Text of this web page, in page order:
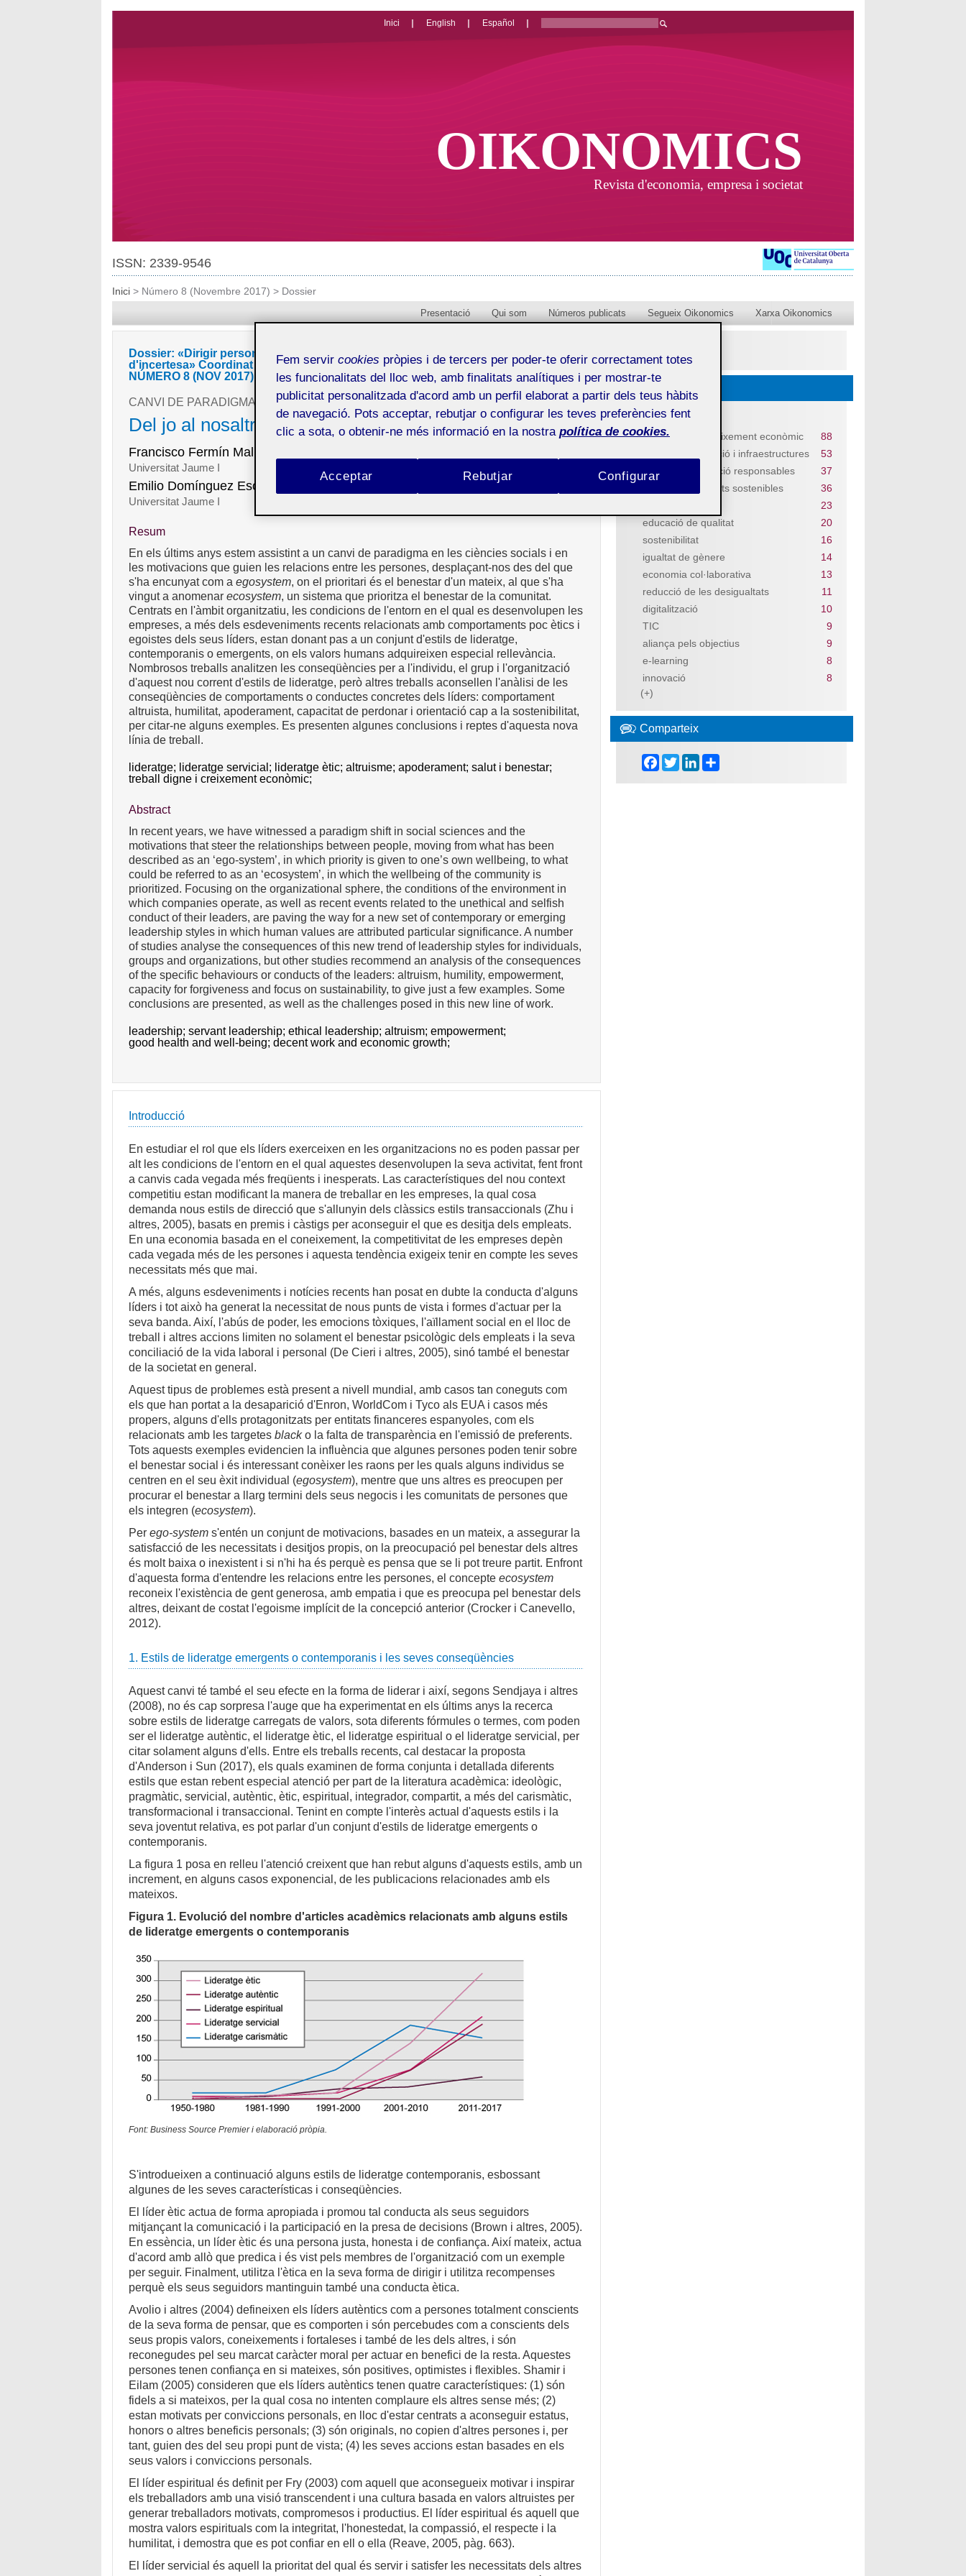
Inici English Español
OIKONOMICS
Revista d'economia, empresa i societat
ISSN: 2339-9546
Inici> Número 8 (Novembre 2017) > Dossier
Presentació Qui som Números publicats Segueix Oikonomics Xarxa Oikonomics
Dossier: «Dirigir persones per transformar les organitzacions en temps
d'incertesa» Coordinat per Pilar Ficapal-Cusí
NÚMERO 8 (NOV 2017)
CANVI DE PARADIGMA
Del jo al nosaltres: noves formes de liderar
Francisco Fermín Mallén Broch
Universitat Jaume I
Emilio Domínguez Escrig
Universitat Jaume I
Resum
En els últims anys estem assistint a un canvi de paradigma en les ciències socials i en
les motivacions que guien les relacions entre les persones, desplaçant-nos des del que
s'ha encunyat com aegosystem, on el prioritari és el benestar d'un mateix, al que s'ha
vingut a anomenarecosystem, un sistema que prioritza el benestar de la comunitat.
Centrats en l'àmbit organitzatiu, les condicions de l'entorn en el qual es desenvolupen les
empreses, a més dels esdeveniments recents relacionats amb comportaments poc ètics i
egoistes dels seus líders, estan donant pas a un conjunt d'estils de lideratge,
contemporanis o emergents, on els valors humans adquireixen especial rellevància.
Nombrosos treballs analitzen les conseqüències per a l'individu, el grup i l'organització
d'aquest nou corrent d'estils de lideratge, però altres treballs aconsellen l'anàlisi de les
conseqüències de comportaments o conductes concretes dels líders: comportament
altruista, humilitat, apoderament, capacitat de perdonar i orientació cap a la sostenibilitat,
per citar-ne alguns exemples. Es presenten algunes conclusions i reptes d'aquesta nova
línia de treball.
lideratge; lideratge servicial; lideratge ètic;altruisme;apoderament;salut i benestar;
treball digne i creixement econòmic;
Abstract
In recent years, we have witnessed a paradigm shift in social sciences and the
motivations that steer the relationships between people, moving from what has been
described as an ‘ego-system’, in which priority is given to one’s own wellbeing, to what
could be referred to as an ‘ecosystem’, in which the wellbeing of the community is
prioritized. Focusing on the organizational sphere, the conditions of the environment in
which companies operate, as well as recent events related to the unethical and selfish
conduct of their leaders, are paving the way for a new set of contemporary or emerging
leadership styles in which human values are attributed particular significance. A number
of studies analyse the consequences of this new trend of leadership styles for individuals,
groups and organizations, but other studies recommend an analysis of the consequences
of the specific behaviours or conducts of the leaders: altruism, humility, empowerment,
capacity for forgiveness and focus on sustainability, to give just a few examples. Some
conclusions are presented, as well as the challenges posed in this new line of work.
leadership;servant leadership;ethical leadership;altruism;empowerment;
good health and well-being;decent work and economic growth;
Introducció
En estudiar el rol que els líders exerceixen en les organitzacions no es poden passar per
alt les condicions de l'entorn en el qual aquestes desenvolupen la seva activitat, fent front
a canvis cada vegada més freqüents i inesperats. Las característiques del nou context
competitiu estan modificant la manera de treballar en les empreses, la qual cosa
demanda nous estils de direcció que s'allunyin dels clàssics estils transaccionals (Zhu i
altres, 2005), basats en premis i càstigs per aconseguir el que es desitja dels empleats.
En una economia basada en el coneixement, la competitivitat de les empreses depèn
cada vegada més de les persones i aquesta tendència exigeix tenir en compte les seves
necessitats més que mai.
A més, alguns esdeveniments i notícies recents han posat en dubte la conducta d'alguns
líders i tot això ha generat la necessitat de nous punts de vista i formes d'actuar per la
seva banda. Així, l'abús de poder, les emocions tòxiques, l'aïllament social en el lloc de
treball i altres accions limiten no solament el benestar psicològic dels empleats i la seva
conciliació de la vida laboral i personal (De Cieri i altres, 2005), sinó també el benestar
de la societat en general.
Aquest tipus de problemes està present a nivell mundial, amb casos tan coneguts com
els que han portat a la desaparició d'Enron, WorldCom i Tyco als EUA i casos més
propers, alguns d'ells protagonitzats per entitats financeres espanyoles, com els
relacionats amb les targetesblacko la falta de transparència en l'emissió de preferents.
Tots aquests exemples evidencien la influència que algunes persones poden tenir sobre
el benestar social i és interessant conèixer les raons per les quals alguns individus se
centren en el seu èxit individual (egosystem), mentre que uns altres es preocupen per
procurar el benestar a llarg termini dels seus negocis i les comunitats de persones que
els integren (ecosystem).
Perego-system s'entén un conjunt de motivacions, basades en un mateix, a assegurar la
satisfacció de les necessitats i desitjos propis, on la preocupació pel benestar dels altres
és molt baixa o inexistent i si n'hi ha és perquè es pensa que se li pot treure partit. Enfront
d'aquesta forma d'entendre les relacions entre les persones, el concepteecosystem
reconeix l'existència de gent generosa, amb empatia i que es preocupa pel benestar dels
altres, deixant de costat l'egoisme implícit de la concepció anterior (Crocker i Canevello,
2012).
1. Estils de lideratge emergents o contemporanis i les seves conseqüències
Aquest canvi té també el seu efecte en la forma de liderar i així, segons Sendjaya i altres
(2008), no és cap sorpresa l'auge que ha experimentat en els últims anys la recerca
sobre estils de lideratge carregats de valors, sota diferents fórmules o termes, com poden
ser el lideratge autèntic, el lideratge ètic, el lideratge espiritual o el lideratge servicial, per
citar solament alguns d'ells. Entre els treballs recents, cal destacar la proposta
d'Anderson i Sun (2017), els quals examinen de forma conjunta i detallada diferents
estils que estan rebent especial atenció per part de la literatura acadèmica: ideològic,
pragmàtic, servicial, autèntic, ètic, espiritual, integrador, compartit, a més del carismàtic,
transformacional i transaccional. Tenint en compte l'interès actual d'aquests estils i la
seva joventut relativa, es pot parlar d'un conjunt d'estils de lideratge emergents o
contemporanis.
La figura 1 posa en relleu l'atenció creixent que han rebut alguns d'aquests estils, amb un
increment, en alguns casos exponencial, de les publicacions relacionades amb els
mateixos.
Figura 1. Evolució del nombre d'articles acadèmics relacionats amb alguns estils
de lideratge emergents o contemporanis
Font: Business Source Premier i elaboració pròpia.
S'introdueixen a continuació alguns estils de lideratge contemporanis, esbossant
algunes de les seves características i conseqüències.
El líder ètic actua de forma apropiada i promou tal conducta als seus seguidors
mitjançant la comunicació i la participació en la presa de decisions (Brown i altres, 2005).
En essència, un líder ètic és una persona justa, honesta i de confiança. Així mateix, actua
d'acord amb allò que predica i és vist pels membres de l'organització com un exemple
per seguir. Finalment, utilitza l'ètica en la seva forma de dirigir i utilitza recompenses
perquè els seus seguidors mantinguin també una conducta ètica.
Avolio i altres (2004) defineixen els líders autèntics com a persones totalment conscients
de la seva forma de pensar, que es comporten i són percebudes com a conscients dels
seus propis valors, coneixements i fortaleses i també de les dels altres, i són
reconegudes pel seu marcat caràcter moral per actuar en benefici de la resta. Aquestes
persones tenen confiança en si mateixes, són positives, optimistes i flexibles. Shamir i
Eilam (2005) consideren que els líders autèntics tenen quatre característiques: (1) són
fidels a si mateixos, per la qual cosa no intenten complaure els altres sense més; (2)
estan motivats per conviccions personals, en lloc d'estar centrats a aconseguir estatus,
honors o altres beneficis personals; (3) són originals, no copien d'altres persones i, per
tant, guien des del seu propi punt de vista; (4) les seves accions estan basades en els
seus valors i conviccions personals.
El líder espiritual és definit per Fry (2003) com aquell que aconsegueix motivar i inspirar
els treballadors amb una visió transcendent i una cultura basada en valors altruistes per
generar treballadors motivats, compromesos i productius. El líder espiritual és aquell que
mostra valors espirituals com la integritat, l'honestedat, la compassió, el respecte i la
humilitat, i demostra que es pot confiar en ell o ella (Reave, 2005, pàg. 663).
El líder servicial és aquell la prioritat del qual és servir i satisfer les necessitats dels altres
Descobriu...
Temes
treball digne i creixement econòmic
88
indústria, innovació i infraestructures
53
consum i producció responsables
37
ciutats i comunitats sostenibles
36
23
educació de qualitat
20
sostenibilitat
16
igualtat de gènere
14
economia col·laborativa
13
reducció de les desigualtats
11
digitalització
10
TIC
9
aliança pels objectius
9
e-learning
8
innovació
8
(+)
Comparteix
Facebook
TwitterLinkedIn
Fem servir cookies pròpies i de tercers per poder-te oferir correctament totes
les funcionalitats del lloc web, amb finalitats analítiques i per mostrar-te
publicitat personalitzada d'acord amb un perfil elaborat a partir dels teus hàbits
de navegació. Pots acceptar, rebutjar o configurar les teves preferències fent
clic a sota, o obtenir-ne més informació en la nostra política de cookies.
Rebutjar
Acceptar Configurar